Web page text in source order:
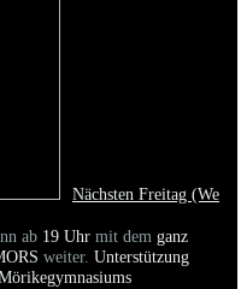
Nächsten Freitag (We
ab 19 Uhr mit dem ganz
weiter. Unterstützung